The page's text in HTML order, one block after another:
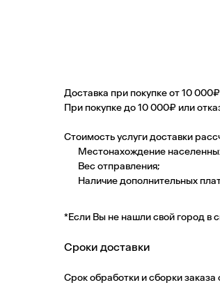
Доставка при покупке от 10
При покупке до 10 000₽ или
Стоимость услуги доставки
Местонахождение
Вес отправления;
Наличие дополнительных
*Если Вы не нашли свой город в
Сроки доставки
Срок обработки и сборки заказа